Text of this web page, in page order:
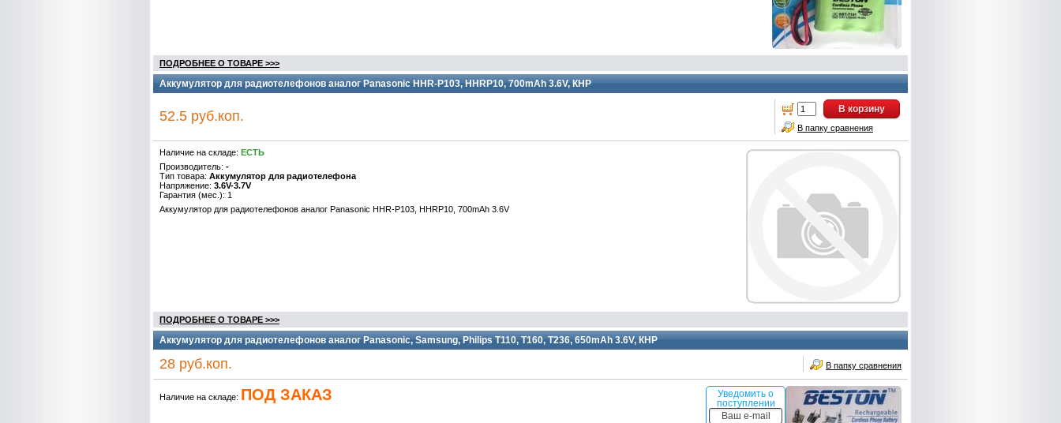
ПОДРОБНЕЕ О ТОВАРЕ >>>
Аккумулятор для радиотелефонов аналог Panasonic HHR-P103, HHRP10, 700mAh 3.6V, КНР
52.5 руб.коп. В корзину
В папку сравнения
Наличие на складе: ЕСТЬ
Производитель: -
Тип товара: Аккумулятор для радиотелефона
Напряжение: 3.6V-3.7V
Гарантия (мес.): 1
Аккумулятор для радиотелефонов аналог Panasonic HHR-P103, HHRP10, 700mAh 3.6V
ПОДРОБНЕЕ О ТОВАРЕ >>>
Аккумулятор для радиотелефонов аналог Panasonic, Samsung, Philips T110, T160, T236, 650mAh 3.6V, КНР
28 руб.коп. В папку сравнения
Уведомить о
поступлении
Наличие на складе: ПОД ЗАКАЗ